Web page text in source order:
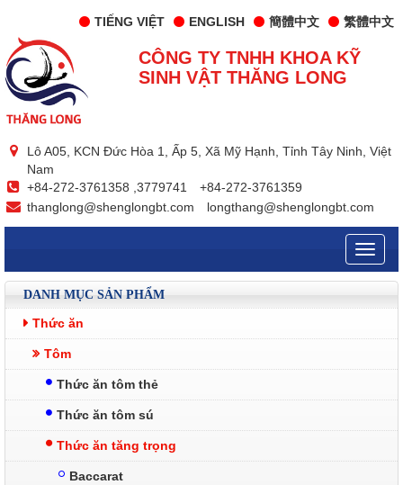
TIẾNG VIỆT ENGLISH 簡體中文 繁體中文
CÔNG TY TNHH KHOA KỸ
SINH VẬT THĂNG LONG
Lô A05, KCN Đức Hòa 1, Ấp 5, Xã Mỹ Hạnh, Tỉnh Tây Ninh, Việt
Nam
+84-272-3761358 ,3779741
+84-272-3761359
thanglong@shenglongbt.com
longthang@shenglongbt.com
Toggle
DANH MỤC SẢN PHẨM
Thức ăn
Tôm
Thức ăn tôm thẻ
Thức ăn tôm sú
Thức ăn tăng trọng
Baccarat